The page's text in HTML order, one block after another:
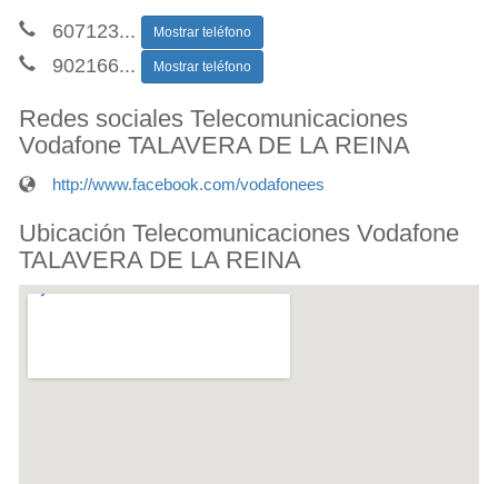
607123... Mostrar teléfono
902166... Mostrar teléfono
Redes sociales Telecomunicaciones
Vodafone TALAVERA DE LA REINA
http://www.facebook.com/vodafonees
Ubicación Telecomunicaciones Vodafone
TALAVERA DE LA REINA